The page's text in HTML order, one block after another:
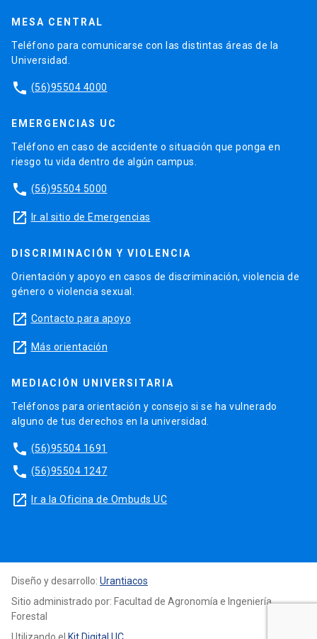
MESA CENTRAL
Teléfono para comunicarse con las distintas áreas de la
Universidad.
phone (56)95504 4000
EMERGENCIAS UC
Teléfono en caso de accidente o situación que ponga en
riesgo tu vida dentro de algún campus.
phone (56)95504 5000
launch Ir al sitio de Emergencias
DISCRIMINACIÓN Y VIOLENCIA
Orientación y apoyo en casos de discriminación, violencia de
género o violencia sexual.
launch Contacto para apoyo
launch Más orientación
MEDIACIÓN UNIVERSITARIA
Teléfonos para orientación y consejo si se ha vulnerado
alguno de tus derechos en la universidad.
phone (56)95504 1691
phone (56)95504 1247
launch Ir a la Oficina de Ombuds UC
Diseño y desarrollo: Urantiacos
Sitio administrado por: Facultad de Agronomía e Ingeniería
Forestal